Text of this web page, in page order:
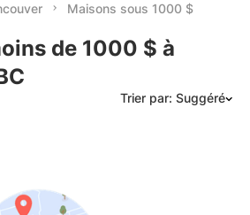
Maisons sous 1000 $
de 1000 $ à
Trier par: Suggéré
d’abord